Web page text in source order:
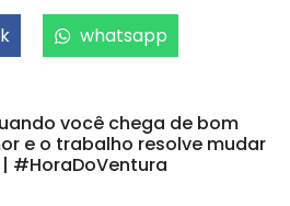
whatsapp
você chega de bom
e o trabalho resolve mudar
#HoraDoVentura